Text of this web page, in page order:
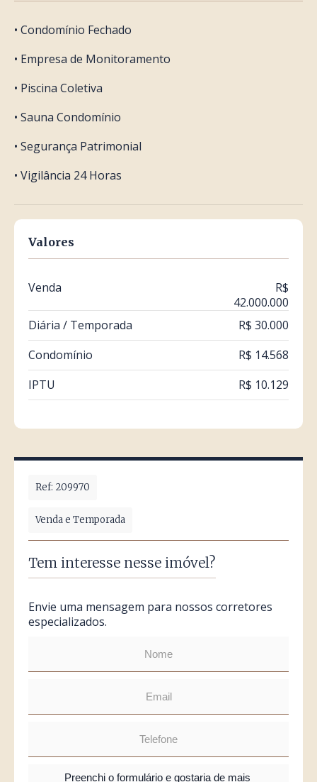
• Condomínio Fechado
• Empresa de Monitoramento
• Piscina Coletiva
• Sauna Condomínio
• Segurança Patrimonial
• Vigilância 24 Horas
Valores
Venda
R$
42.000.000
Diária / Temporada
R$ 30.000
Condomínio
R$ 14.568
IPTU
R$ 10.129
Ref: 209970
Venda e Temporada
Tem interesse nesse imóvel?
Envie uma mensagem para nossos corretores
especializados.